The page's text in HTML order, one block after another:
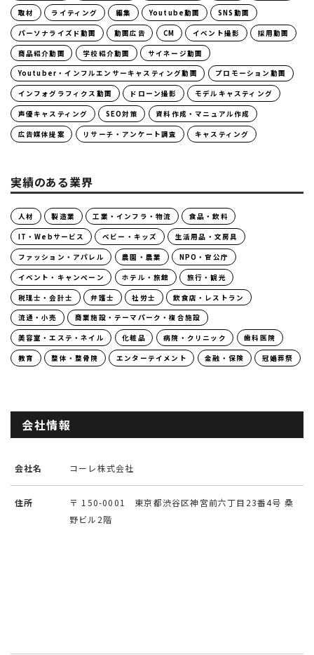
取材 ライティング 編集 Youtube動画 SNS動画
パーソナライズド動画 動画広告 CM イベント撮影 採用動画
商品紹介動画 学校紹介動画 サイネージ動画
Youtuber・インフルエンサーキャスティング動画 プロモーション動画
インフォグラフィクス動画 ドローン撮影 モデルキャスティング
声優キャスティング SEO対策 資料作成・マニュアル作成
広告媒体提案 リサーチ・アンケート調査 キャスティング
実績のある業界
人材 製造業 工業・インフラ・物流 食品・飲料
IT・Webサービス ベビー・キッズ 生活用品・文房具
ファッション・アパレル 農園・農業 NPO・官公庁
イベント・キャンペーン ホテル・旅館 旅行・観光
税理士・会計士 弁護士 社労士 飲食店・レストラン
流通・小売 商業施設・テーマパーク・複合施設
美容室・エステ・ネイル 化粧品 病院・クリニック 歯科医院
教育 整体・整骨院 エンターテイメント 金融・保険 冠婚葬祭
会社情報
会社名 コーレ株式会社
住所
〒 150-0001 東京都渋谷区神宮前六丁目23番4号 桑
野ビル2階